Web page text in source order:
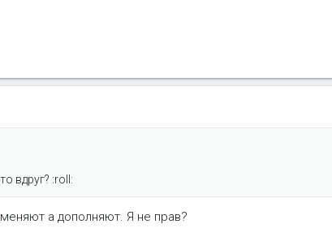
вдруг? :roll:
а дополняют. Я не прав?